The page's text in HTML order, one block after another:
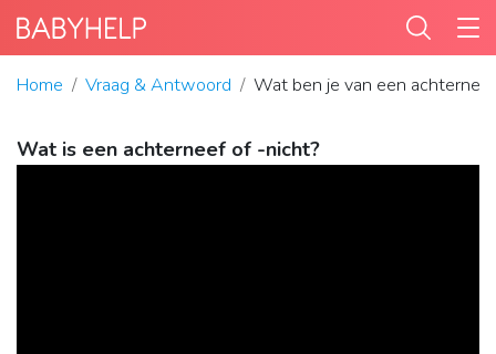
Home Vraag & Antwoord Wat ben je van een
Wat is een achterneef of -nicht?